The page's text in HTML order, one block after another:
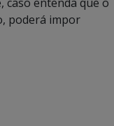
poderá impor